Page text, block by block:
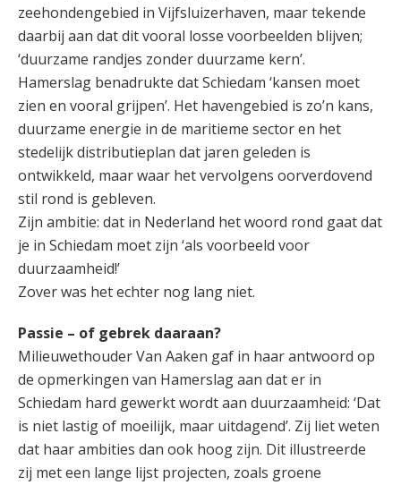
zeehondengebied in Vijfsluizerhaven, maar tekende
daarbij aan dat dit vooral losse voorbeelden blijven;
‘duurzame randjes zonder duurzame kern’.
Hamerslag benadrukte dat Schiedam ‘kansen moet
zien en vooral grijpen’. Het havengebied is zo’n kans,
duurzame energie in de maritieme sector en het
stedelijk distributieplan dat jaren geleden is
ontwikkeld, maar waar het vervolgens oorverdovend
stil rond is gebleven.
Zijn ambitie: dat in Nederland het woord rond gaat dat
je in Schiedam moet zijn ‘als voorbeeld voor
duurzaamheid!’
Zover was het echter nog lang niet.
Passie – of gebrek daaraan?
Milieuwethouder Van Aaken gaf in haar antwoord op
de opmerkingen van Hamerslag aan dat er in
Schiedam hard gewerkt wordt aan duurzaamheid: ‘Dat
is niet lastig of moeilijk, maar uitdagend’. Zij liet weten
dat haar ambities dan ook hoog zijn. Dit illustreerde
zij met een lange lijst projecten, zoals groene